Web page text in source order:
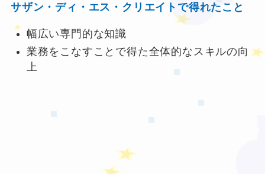
サザン・ディ・エス・クリエイトで得れたこと
幅広い専門的な知識
業務をこなすことで得た全体的なスキルの向
上
★
❤
❤